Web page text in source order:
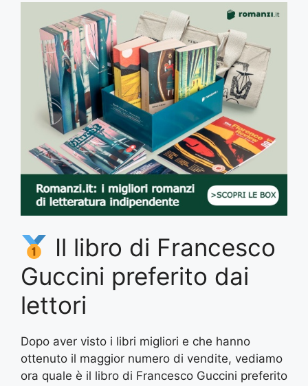
Il libro di Francesco
Guccini preferito dai
lettori
Dopo aver visto i libri migliori e che hanno
ottenuto il maggior numero di vendite, vediamo
ora quale è il libro di Francesco Guccini preferito